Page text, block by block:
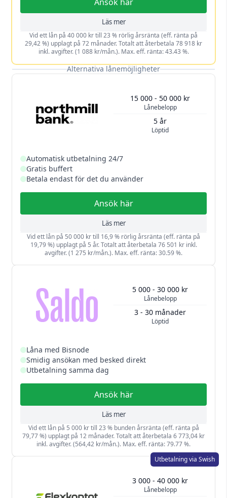
Läs mer
Vid ett lån på 40 000 kr till 23 % rörlig årsränta (eff. ränta på
29,42 %) upplagt på 72 månader. Totalt att återbetala 78 918 kr
inkl. avgifter. (1 088 kr/mån.). Max. eff. ränta: 43.43 %.
Alternativa lånemöjligheter
Lånebelopp
15 000 - 50 000 kr
Löptid
5 år
Automatisk utbetalning 24/7
Gratis buffert
Betala endast för det du använder
Ansök här
Läs mer
Vid ett lån på 50 000 kr till 16,9 % rörlig årsränta (eff. ränta på
19,79 %) upplagt på 5 år. Totalt att återbetala 76 501 kr inkl.
avgifter. (1 275 kr/mån.). Max. eff. ränta: 30.59 %.
Lånebelopp
5 000 - 30 000 kr
Löptid
3 - 30 månader
Låna med Bisnode
Smidig ansökan med besked direkt
Utbetalning samma dag
Ansök här
Läs mer
Vid ett lån på 5 000 kr till 23 % bunden årsränta (eff. ränta på
79,77 %) upplagt på 12 månader. Totalt att återbetala 6 773,04 kr
inkl. avgifter. (564,42 kr/mån.). Max. eff. ränta: 79.77 %.
Utbetalning via Swish
Lånebelopp
3 000 - 40 000 kr